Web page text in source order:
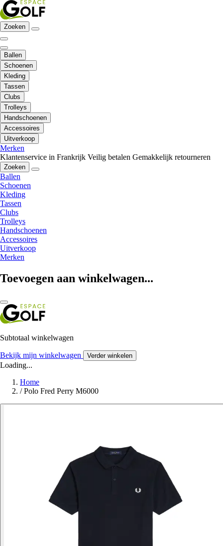
Zoeken
Ballen
Schoenen
Kleding
Tassen
Clubs
Trolleys
Handschoenen
Accessoires
Uitverkoop
Merken
Klantenservice in Frankrijk Veilig betalen Gemakkelijk retourneren
Zoeken
Ballen
Schoenen
Kleding
Tassen
Clubs
Trolleys
Handschoenen
Accessoires
Uitverkoop
Merken
Toevoegen aan winkelwagen...
Subtotaal winkelwagen
Bekijk mijn winkelwagen Verder winkelen
Loading...
Home
/ Polo Fred Perry M6000